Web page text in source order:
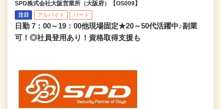
SPD株式会社大阪営業所（大阪府）【OS009】
注目 アルバイト パート
日勤 7：00～19：00他現場固定★20～50代活躍中♪副業
可！◎社員登用あり！資格取得支援も